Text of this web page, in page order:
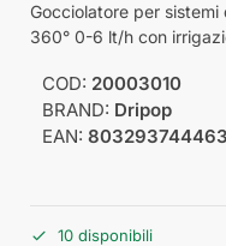
Gocciolatore per
360° 0-6 lt/h con
COD: 20003010
BRAND: Dripop
EAN:
10 disponibili